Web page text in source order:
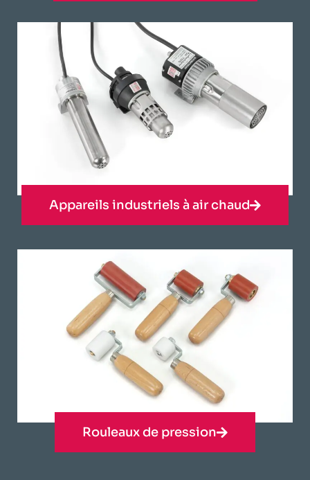
Appareils industriels à air chaud
Rouleaux de pression